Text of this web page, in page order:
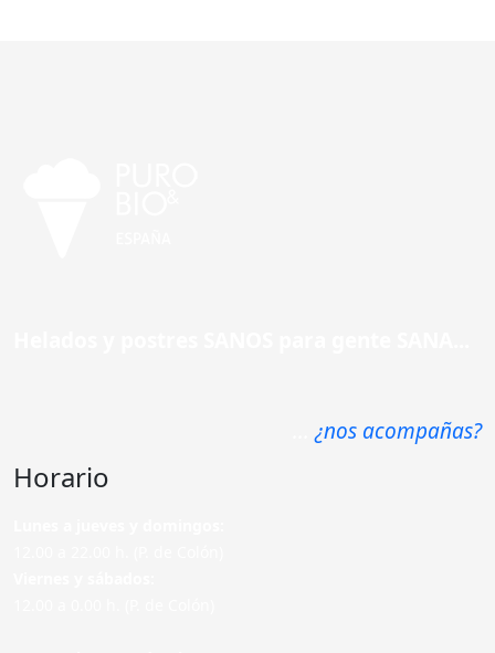
¿nos acompañas?
Horario